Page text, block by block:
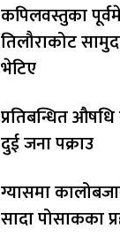
कपिलवस्तुका
तिलौराकोट
भेटिए
प्रतिबन्धित
दुई जना पक्राउ
ग्यासमा
सादा पोसाकका